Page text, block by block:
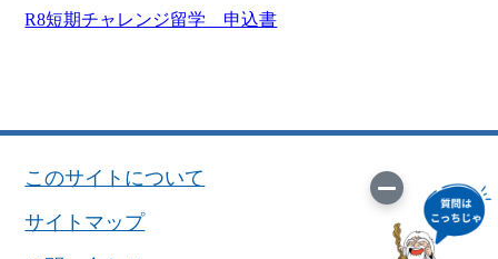
R8短期チャレンジ留学 申込書
このサイトについて
サイトマップ